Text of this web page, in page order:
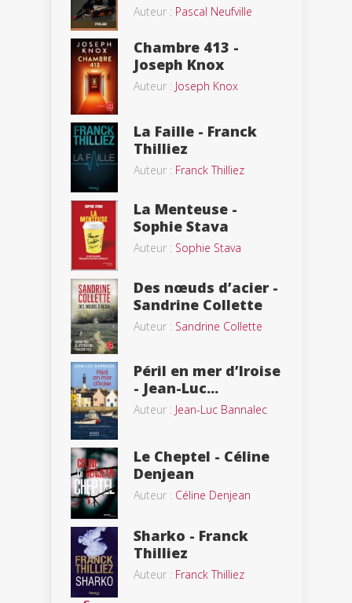
Auteur : Pascal Neufville
Chambre 413 -
Joseph Knox
Auteur : Joseph Knox
La Faille - Franck
Thilliez
Auteur : Franck Thilliez
La Menteuse -
Sophie Stava
Auteur : Sophie Stava
Des nœuds d’acier -
Sandrine Collette
Auteur : Sandrine Collette
Péril en mer d’Iroise
- Jean-Luc...
Auteur : Jean-Luc Bannalec
Le Cheptel - Céline
Denjean
Auteur : Céline Denjean
Sharko - Franck
Thilliez
Auteur : Franck Thilliez